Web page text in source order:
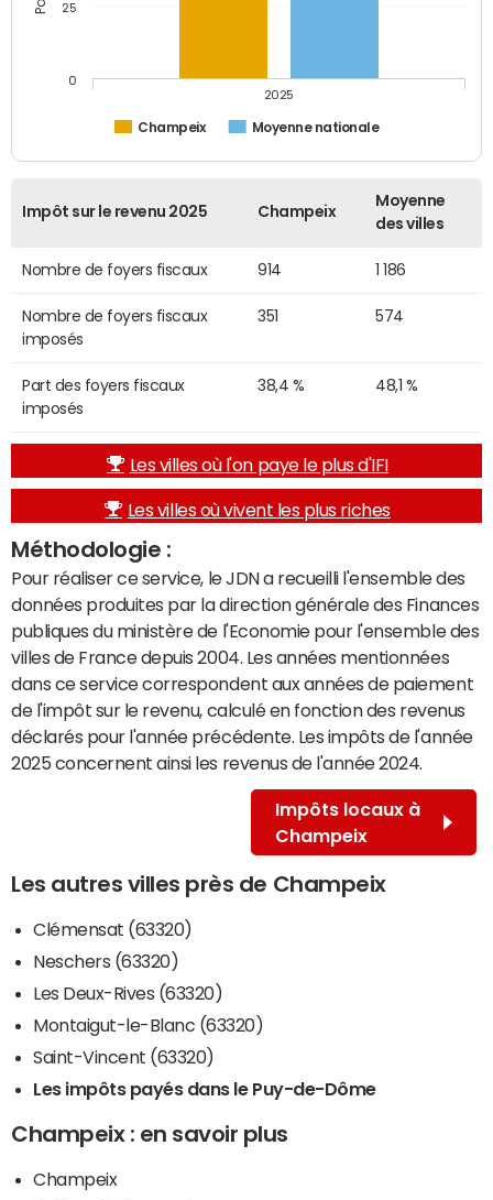
Champeix Moyenne nationale
2025
0
25
Impôt sur le revenu 2025 Champeix
Moyenne
des villes
Nombre de foyers fiscaux 914 1 186
Nombre de foyers fiscaux
imposés
351 574
Part des foyers fiscaux
imposés
38,4 % 48,1 %
Les villes où l'on paye le plus d'IFI
Les villes où vivent les plus riches
Méthodologie :
Pour réaliser ce service, le JDN a recueilli l'ensemble des
données produites par la direction générale des Finances
publiques du ministère de l'Economie pour l'ensemble des
villes de France depuis 2004. Les années mentionnées
dans ce service correspondent aux années de paiement
de l'impôt sur le revenu, calculé en fonction des revenus
déclarés pour l'année précédente. Les impôts de l'année
2025 concernent ainsi les revenus de l'année 2024.
Impôts locaux à
Champeix
Les autres villes près de Champeix
Clémensat (63320)
Neschers (63320)
Les Deux-Rives (63320)
Montaigut-le-Blanc (63320)
Saint-Vincent (63320)
Les impôts payés dans le Puy-de-Dôme
Champeix : en savoir plus
Champeix